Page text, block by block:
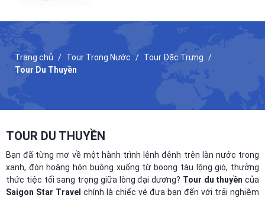
Trang chủ Tour Trong Nước
Tour Đặc Trưng
Tour Du Thuyền
TOUR DU THUYỀN
Bạn đã từng mơ về một hành trình lênh đênh trên làn nước trong
xanh, đón hoàng hôn buông xuống từ boong tàu lộng gió, thưởng
thức tiệc tối sang trọng giữa lòng đại dương? Tour du thuyền của
Saigon Star Travel chính là chiếc vé đưa bạn đến với trải nghiệm